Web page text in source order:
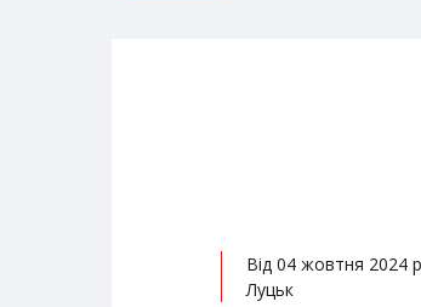
Від 04 жовтня 2024
Луцьк